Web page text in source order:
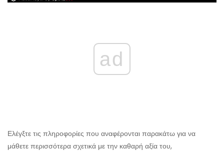
ad
Ελέγξτε τις πληροφορίες που αναφέρονται παρακάτω για να
μάθετε περισσότερα σχετικά με την καθαρή αξία του,